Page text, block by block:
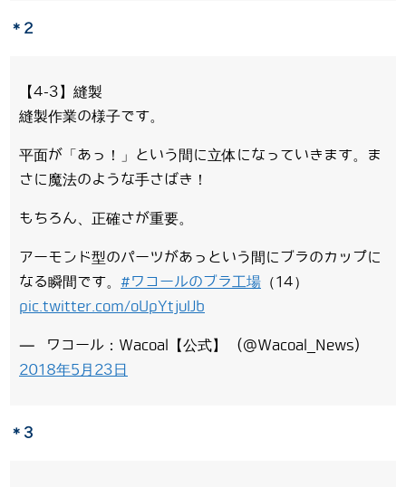
＊2
【4-3】縫製
縫製作業の様子です。
平面が「あっ！」という間に立体になっていきます。ま
さに魔法のような手さばき！
もちろん、正確さが重要。
アーモンド型のパーツがあっという間にブラのカップに
なる瞬間です。 #ワコールのブラ工場 （14）
pic.twitter.com/oUpYtjuIJb
— ワコール：Wacoal【公式】 (@Wacoal_News)
2018年5月23日
＊3